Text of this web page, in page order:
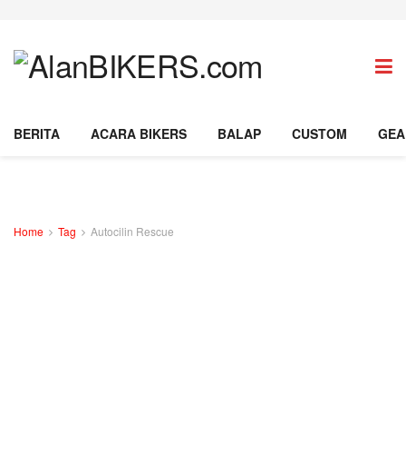
BERITA ACARA BIKERS BALAP CUSTOM
Home Tag Autocilin Rescue